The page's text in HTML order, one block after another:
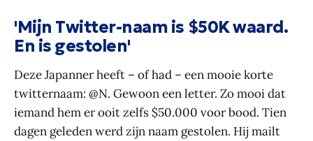
'Mijn Twitter-naam is $50K waard.
En is gestolen'
Deze Japanner heeft – of had – een mooie korte
twitternaam: @N. Gewoon een letter. Zo mooi dat
iemand hem er ooit zelfs $50.000 voor bood. Tien
dagen geleden werd zijn naam gestolen. Hij mailt